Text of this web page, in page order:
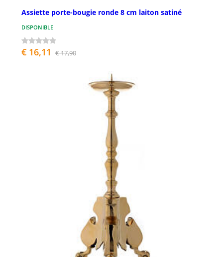
Assiette porte-bougie ronde 8 cm laiton satiné
DISPONIBLE
€ 16,11 € 17,90